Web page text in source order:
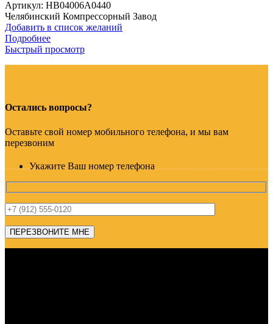
Артикул: HB04006A0440
Челябинский Компрессорный Завод
Добавить в список желаний
Подробнее
Быстрый просмотр
Остались вопросы?
Оставьте свой номер мобильного телефона, и мы вам
перезвоним
Укажите Ваш номер телефона